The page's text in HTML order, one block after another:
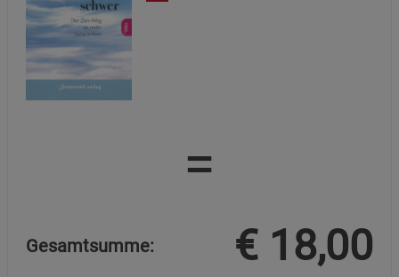
=
Gesamtsumme: € 18,00